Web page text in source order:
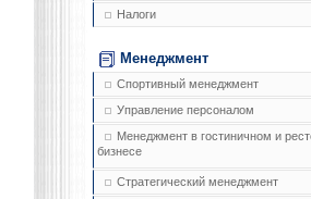
Налоги
Менеджмент
Спортивный менеджмент
Управление персоналом
Менеджмент в гостиничном и
бизнесе
Стратегический менеджмент